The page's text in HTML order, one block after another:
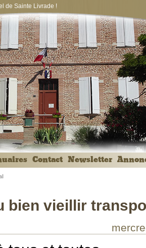
de Sainte Livrade !
Contact Newsletter
bien vieillir